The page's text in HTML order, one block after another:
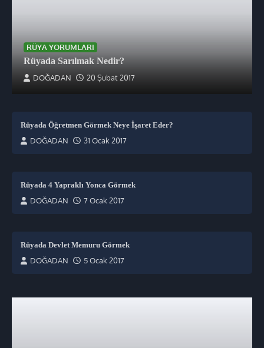
RÜYA YORUMLARI
Rüyada Sarılmak Nedir?
DOĞADAN 20 Şubat 2017
Rüyada Öğretmen Görmek Neye İşaret Eder?
DOĞADAN 31 Ocak 2017
Rüyada 4 Yapraklı Yonca Görmek
DOĞADAN 7 Ocak 2017
Rüyada Devlet Memuru Görmek
DOĞADAN 5 Ocak 2017